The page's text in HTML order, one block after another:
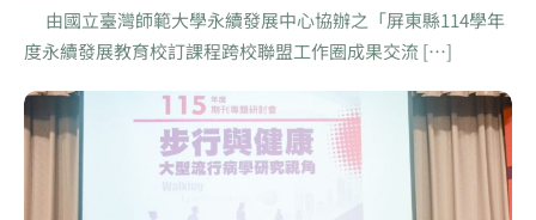
由國立臺灣師範大學永續發展中心協辦之「屏東縣114學年
度永續發展教育校訂課程跨校聯盟工作圈成果交流 […]